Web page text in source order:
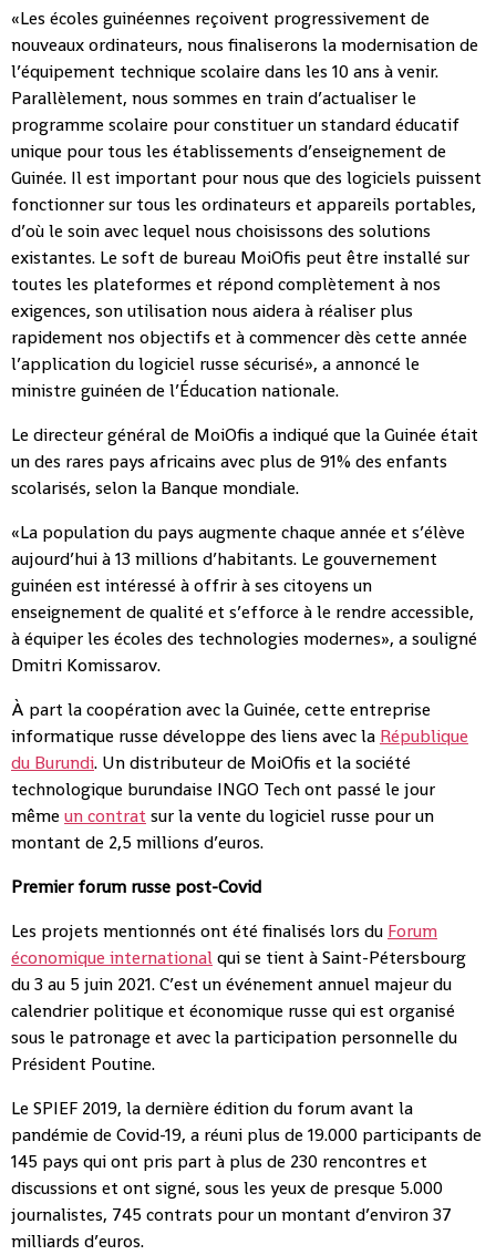
«Les écoles guinéennes reçoivent progressivement de
nouveaux ordinateurs, nous finaliserons la modernisation de
l’équipement technique scolaire dans les 10 ans à venir.
Parallèlement, nous sommes en train d’actualiser le
programme scolaire pour constituer un standard éducatif
unique pour tous les établissements d’enseignement de
Guinée. Il est important pour nous que des logiciels puissent
fonctionner sur tous les ordinateurs et appareils portables,
d’où le soin avec lequel nous choisissons des solutions
existantes. Le soft de bureau MoiOfis peut être installé sur
toutes les plateformes et répond complètement à nos
exigences, son utilisation nous aidera à réaliser plus
rapidement nos objectifs et à commencer dès cette année
l’application du logiciel russe sécurisé», a annoncé le
ministre guinéen de l’Éducation nationale.
Le directeur général de MoiOfis a indiqué que la Guinée était
un des rares pays africains avec plus de 91% des enfants
scolarisés, selon la Banque mondiale.
«La population du pays augmente chaque année et s’élève
aujourd’hui à 13 millions d’habitants. Le gouvernement
guinéen est intéressé à offrir à ses citoyens un
enseignement de qualité et s’efforce à le rendre accessible,
à équiper les écoles des technologies modernes», a souligné
Dmitri Komissarov.
À part la coopération avec la Guinée, cette entreprise
informatique russe développe des liens avec la République
du Burundi. Un distributeur de MoiOfis et la société
technologique burundaise INGO Tech ont passé le jour
mêmeun contrat sur la vente du logiciel russe pour un
montant de 2,5 millions d’euros.
Premier forum russe post-Covid
Les projets mentionnés ont été finalisés lors du Forum
économique internationalqui se tient à Saint-Pétersbourg
du 3 au 5 juin 2021. C’est un événement annuel majeur du
calendrier politique et économique russe qui est organisé
sous le patronage et avec la participation personnelle du
Président Poutine.
Le SPIEF 2019, la dernière édition du forum avant la
pandémie de Covid-19, a réuni plus de 19.000 participants de
145 pays qui ont pris part à plus de 230 rencontres et
discussions et ont signé, sous les yeux de presque 5.000
journalistes, 745 contrats pour un montant d’environ 37
milliards d’euros.